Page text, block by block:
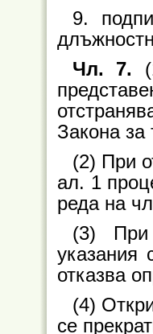
9.
Чл. 7.
Закона за
(2) При
ал. 1
реда на
(3) При
указания
отказва
(4)
се